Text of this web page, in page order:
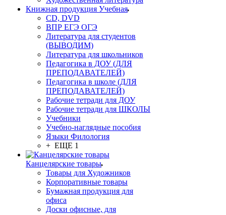
Книжная продукция Учебная
CD, DVD
ВПР ЕГЭ ОГЭ
Литература для студентов
(ВЫВОДИМ)
Литература для школьников
Педагогика в ДОУ (ДЛЯ
ПРЕПОДАВАТЕЛЕЙ)
Педагогика в школе (ДЛЯ
ПРЕПОДАВАТЕЛЕЙ)
Рабочие тетради для ДОУ
Рабочие тетради для ШКОЛЫ
Учебники
Учебно-наглядные пособия
Языки Филология
+ ЕЩЕ 1
Канцелярские товары
Товары для Художников
Корпоративные товары
Бумажная продукция для
офиса
Доски офисные, для